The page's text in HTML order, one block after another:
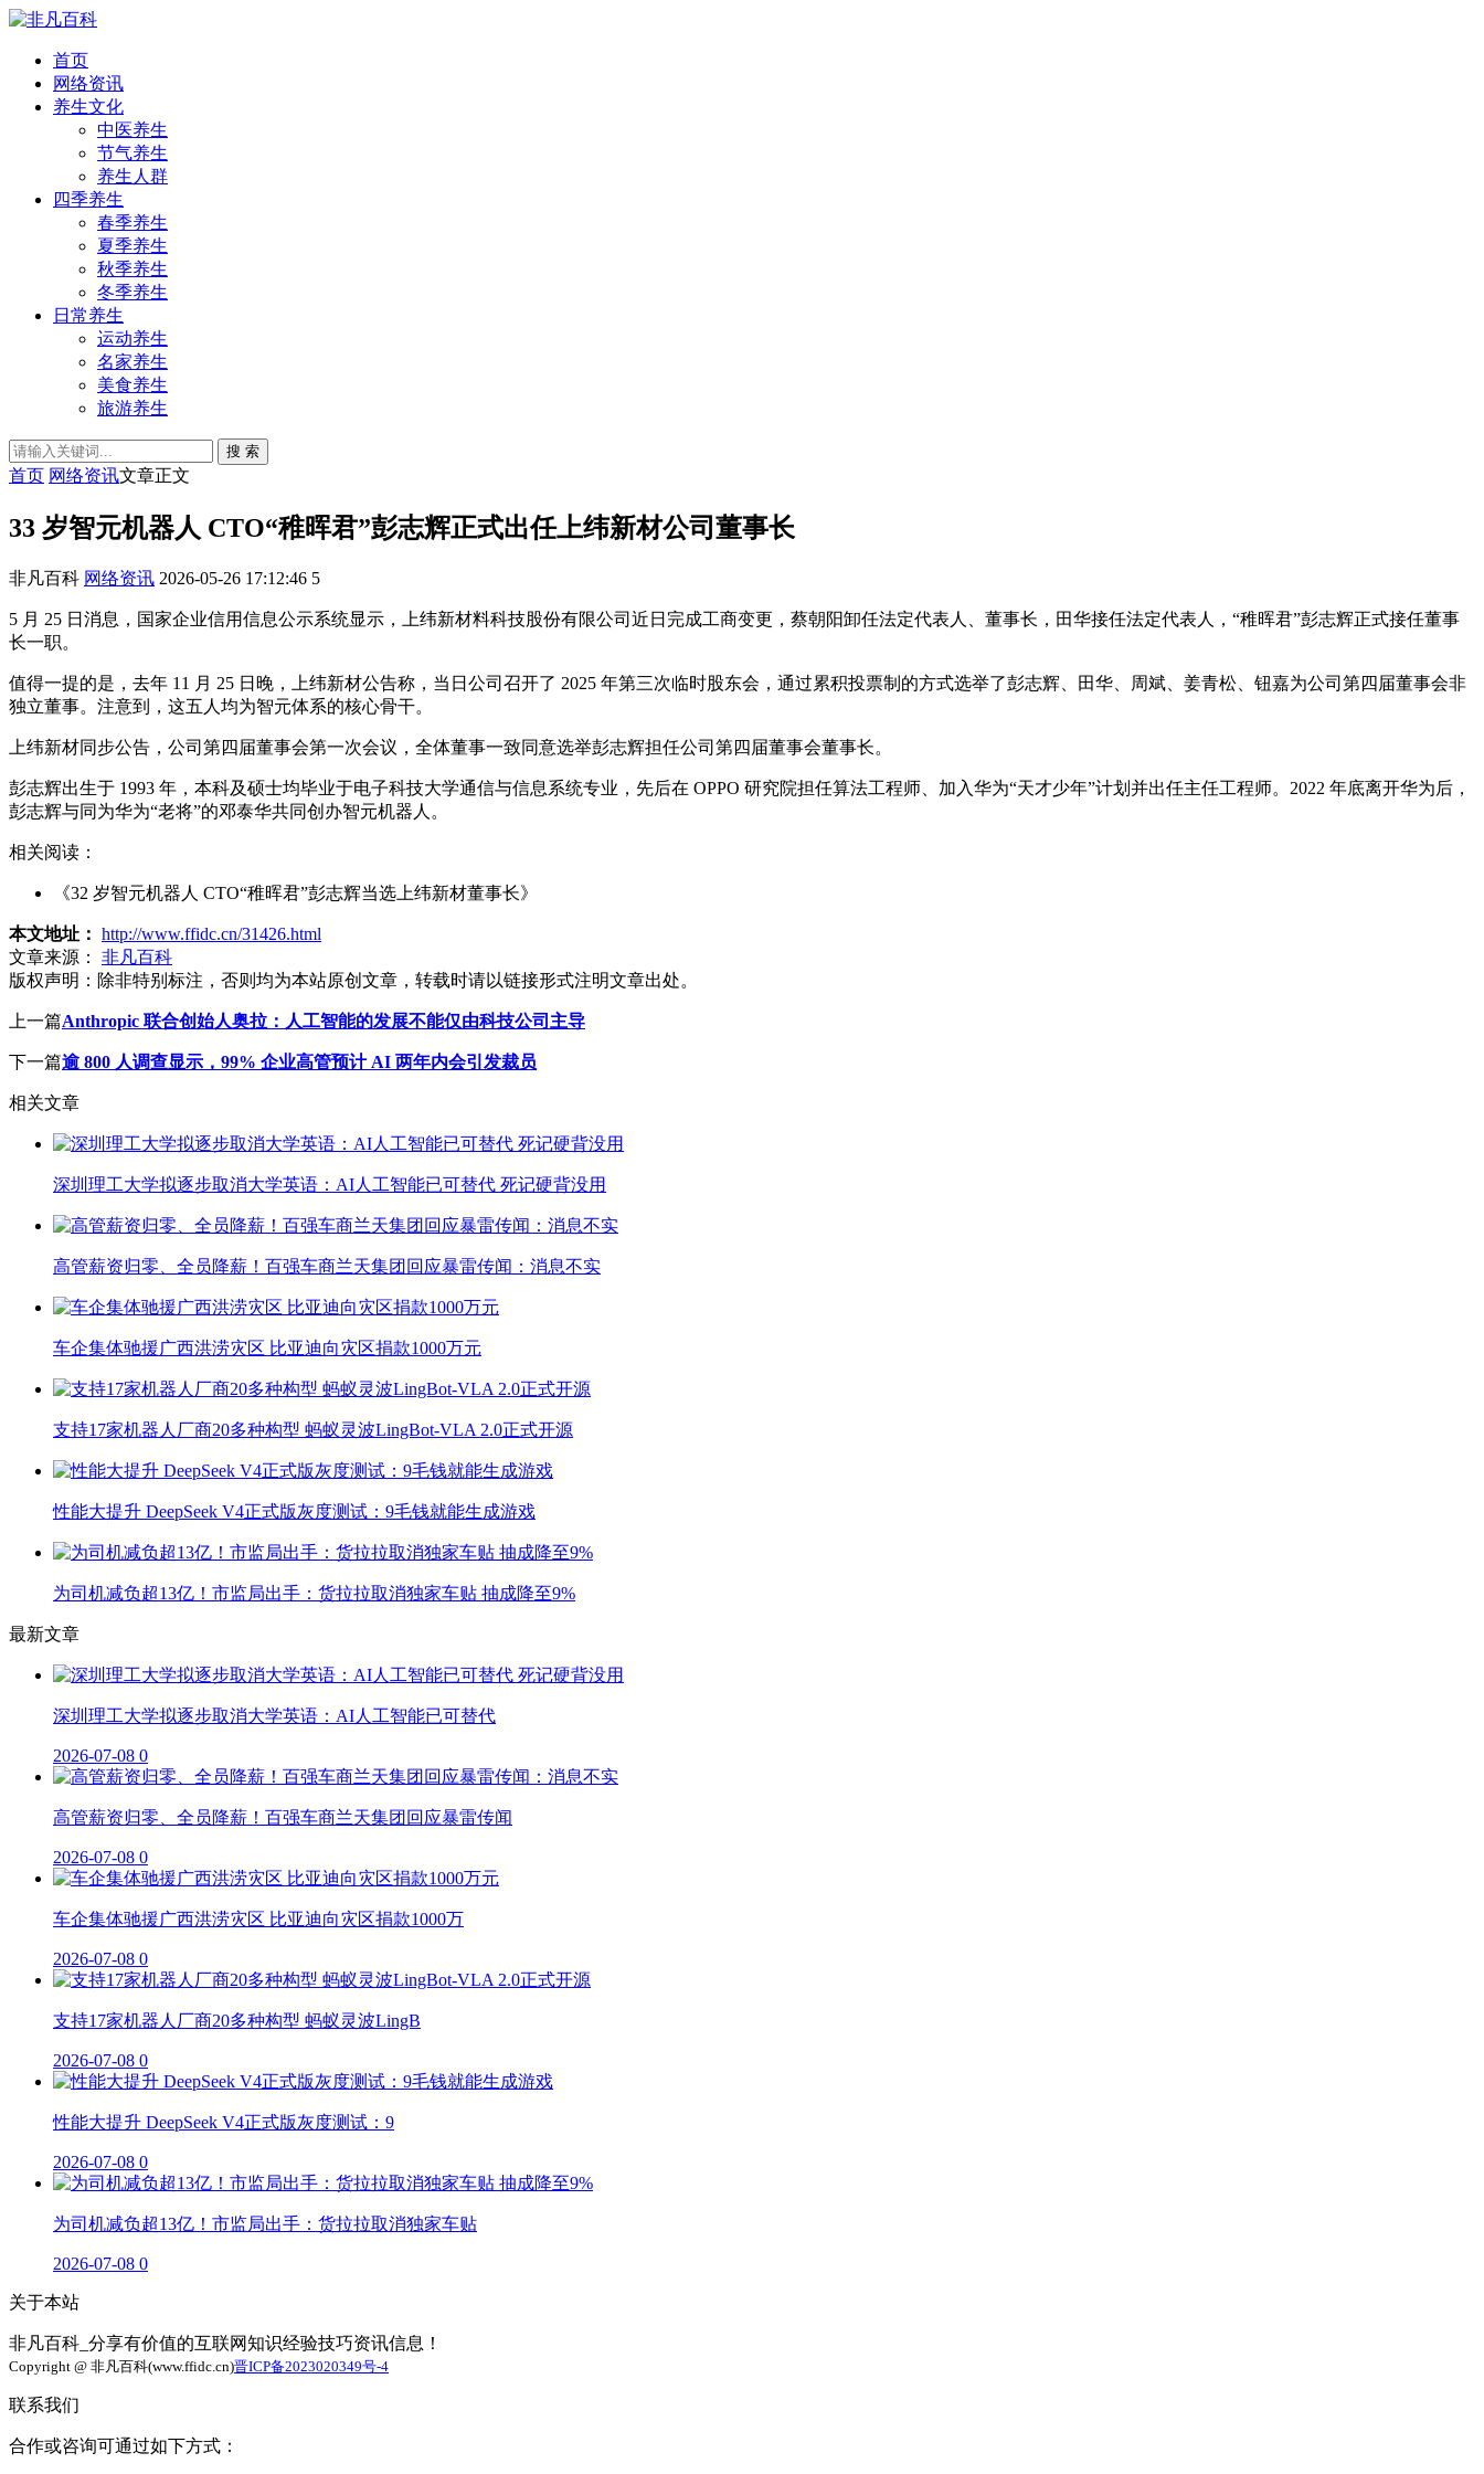
首页
网络资讯
养生文化
中医养生
节气养生
养生人群
四季养生
春季养生
夏季养生
秋季养生
冬季养生
日常养生
运动养生
名家养生
美食养生
旅游养生
搜 索
首页 网络资讯文章正文
33 岁智元机器人 CTO“稚晖君”彭志辉正式出任上纬新材公司董事长
非凡百科 网络资讯 2026-05-26 17:12:46 5
5 月 25 日消息，国家企业信用信息公示系统显示，上纬新材料科技股份有限公司近日完成工商变更，蔡朝阳卸任法定代表人、董事长，田华接任法定代表人，“稚晖君”彭志辉正式接任董事
长一职。
值得一提的是，去年 11 月 25 日晚，上纬新材公告称，当日公司召开了 2025 年第三次临时股东会，通过累积投票制的方式选举了彭志辉、田华、周斌、姜青松、钮嘉为公司第四届董事会非
独立董事。注意到，这五人均为智元体系的核心骨干。
上纬新材同步公告，公司第四届董事会第一次会议，全体董事一致同意选举彭志辉担任公司第四届董事会董事长。
彭志辉出生于 1993 年，本科及硕士均毕业于电子科技大学通信与信息系统专业，先后在 OPPO 研究院担任算法工程师、加入华为“天才少年”计划并出任主任工程师。2022 年底离开华为后，
彭志辉与同为华为“老将”的邓泰华共同创办智元机器人。
相关阅读：
《32 岁智元机器人 CTO“稚晖君”彭志辉当选上纬新材董事长》
本文地址： http://www.ffidc.cn/31426.html
文章来源：
非凡百科
版权声明： 除非特别标注，否则均为本站原创文章，转载时请以链接形式注明文章出处。
上一篇Anthropic 联合创始人奥拉：人工智能的发展不能仅由科技公司主导
下一篇逾 800 人调查显示，99% 企业高管预计 AI 两年内会引发裁员
相关文章
深圳理工大学拟逐步取消大学英语：AI人工智能已可替代 死记硬背没用
高管薪资归零、全员降薪！百强车商兰天集团回应暴雷传闻：消息不实
车企集体驰援广西洪涝灾区 比亚迪向灾区捐款1000万元
支持17家机器人厂商20多种构型 蚂蚁灵波LingBot-VLA 2.0正式开源
性能大提升 DeepSeek V4正式版灰度测试：9毛钱就能生成游戏
为司机减负超13亿！市监局出手：货拉拉取消独家车贴 抽成降至9%
最新文章
深圳理工大学拟逐步取消大学英语：AI人工智能已可替代
2026-07-08 0
高管薪资归零、全员降薪！百强车商兰天集团回应暴雷传闻
2026-07-08 0
车企集体驰援广西洪涝灾区 比亚迪向灾区捐款1000万
2026-07-08 0
支持17家机器人厂商20多种构型 蚂蚁灵波LingB
2026-07-08 0
性能大提升 DeepSeek V4正式版灰度测试：9
2026-07-08 0
为司机减负超13亿！市监局出手：货拉拉取消独家车贴
2026-07-08 0
关于本站
非凡百科_分享有价值的互联网知识经验技巧资讯信息！
Copyright @ 非凡百科(www.ffidc.cn)晋ICP备2023020349号-4
联系我们
合作或咨询可通过如下方式：